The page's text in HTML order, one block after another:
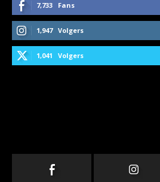
7,733 Fans
1,947 Volgers
1,041 Volgers